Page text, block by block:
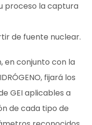
proceso la captura
de fuente nuclear.
en conjunto con la
fijará los
GEI aplicables a
de cada tipo de